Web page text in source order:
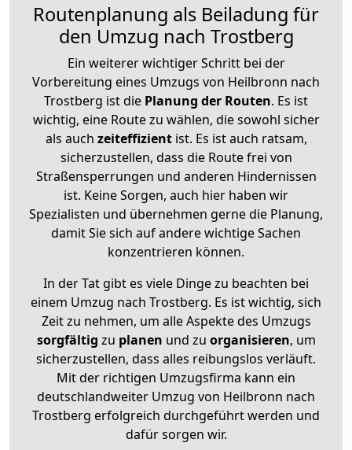
Routenplanung als Beiladung für
den Umzug nach Trostberg
Ein weiterer wichtiger Schritt bei der
Vorbereitung eines Umzugs von Heilbronn nach
Trostberg ist die Planung der Routen. Es ist
wichtig, eine Route zu wählen, die sowohl sicher
als auch zeiteffizientist. Es ist auch ratsam,
sicherzustellen, dass die Route frei von
Straßensperrungen und anderen Hindernissen
ist. Keine Sorgen, auch hier haben wir
Spezialisten und übernehmen gerne die Planung,
damit Sie sich auf andere wichtige Sachen
konzentrieren können.
In der Tat gibt es viele Dinge zu beachten bei
einem Umzug nach Trostberg. Es ist wichtig, sich
Zeit zu nehmen, um alle Aspekte des Umzugs
sorgfältig zu planen und zu organisieren, um
sicherzustellen, dass alles reibungslos verläuft.
Mit der richtigen Umzugsfirma kann ein
deutschlandweiter Umzug von Heilbronn nach
Trostberg erfolgreich durchgeführt werden und
dafür sorgen wir.